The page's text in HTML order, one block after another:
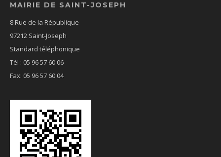
MAIRIE DE SAINT-JOSEPH
8 Rue de la République
97212 Saint-Joseph
Standard téléphonique
Tél : 05 96 57 60 06
Fax: 05 96 57 60 04